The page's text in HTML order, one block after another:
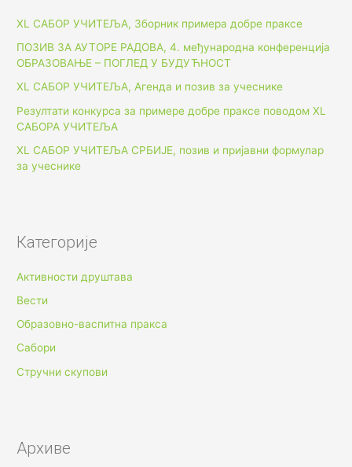
XL САБОР УЧИТЕЉА, Зборник примера добре праксе
ПОЗИВ ЗА АУТОРЕ РАДОВА, 4. међународна конференција
ОБРАЗОВАЊЕ – ПОГЛЕД У БУДУЋНОСТ
XL САБОР УЧИТЕЉА, Агенда и позив за учеснике
Резултати конкурса за примере добре праксе поводом XL
САБОРА УЧИТЕЉА
XL САБОР УЧИТЕЉА СРБИЈЕ, позив и пријавни формулар
за учеснике
Категорије
Активности друштава
Вести
Образовно-васпитна пракса
Сабори
Стручни скупови
Архиве